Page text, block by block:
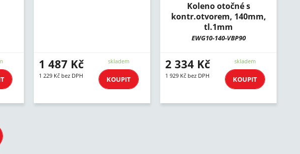
1 487 Kč
1 229 Kč bez DPH
skladem
KOUPIT
Koleno otočné s
kontr.otvorem, 140mm,
tl.1mm
EWG10-140-VBP90
2 334 Kč
1 929 Kč bez DPH
skladem
KOUPIT